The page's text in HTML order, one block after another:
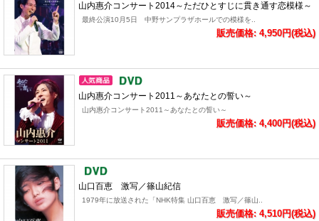
山内惠介コンサート2014～ただひとすじに貫き通す恋模様～
最終公演10月5日 中野サンプラザホールでの模様を..
販売価格: 4,950円(税込)
山内惠介コンサート2011～あなたとの誓い～
山内惠介コンサート2011～あなたとの誓い～
販売価格: 4,400円(税込)
山口百恵 激写／篠山紀信
1979年に放送された「NHK特集 山口百恵 激写／篠山..
販売価格: 4,510円(税込)